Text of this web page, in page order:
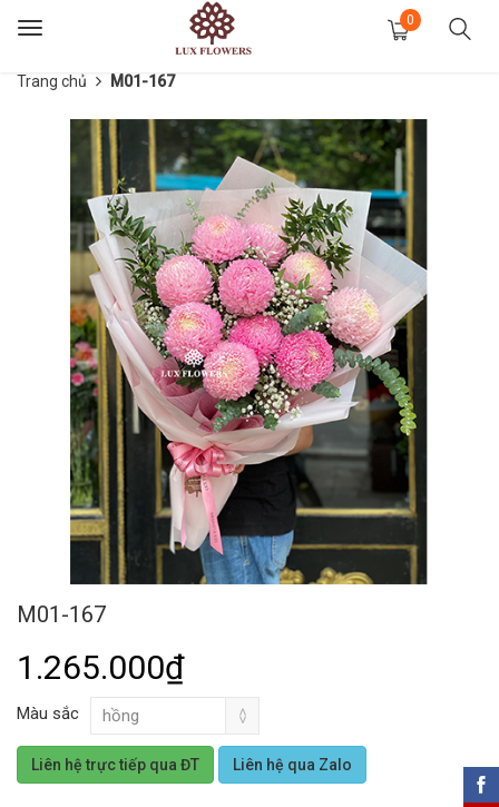
Toggle
0
Trang chủ M01-167
M01-167
1.265.000₫
Màu sắc
Liên hệ trực tiếp qua ĐT Liên hệ qua Zalo